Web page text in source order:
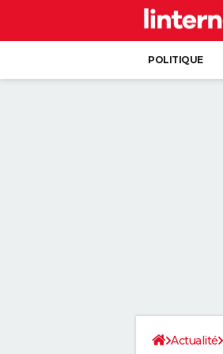
POLITIQUE
Actualité